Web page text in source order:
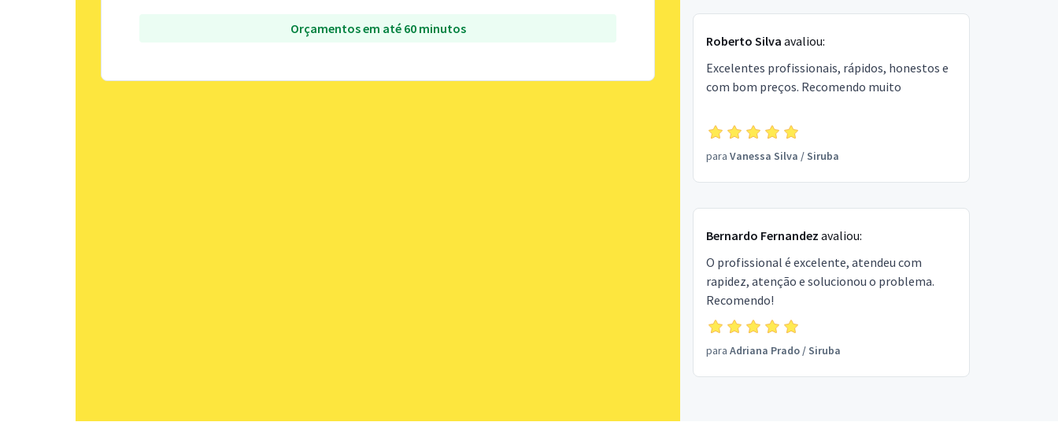
Orçamentos em até 60 minutos
Roberto Silva avaliou:
Excelentes profissionais, rápidos, honestos e
com bom preços. Recomendo muito
para Vanessa Silva /Siruba
Bernardo Fernandez avaliou:
O profissional é excelente, atendeu com
rapidez, atenção e solucionou o problema.
Recomendo!
para Adriana Prado/Siruba